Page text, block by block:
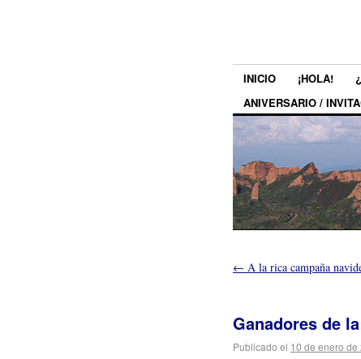
INICIO ¡HOLA!
ANIVERSARIO /
← A la rica campaña
Ganadores de
Publicado el 10 de enero de